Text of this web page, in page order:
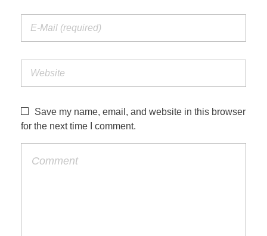
Save my name, email, and website in this browser
for the next time I comment.